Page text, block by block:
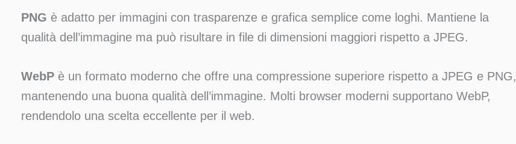
PNG è adatto per immagini con trasparenze e grafica semplice come loghi. Mantiene la
qualità dell’immagine ma può risultare in file di dimensioni maggiori rispetto a JPEG.
WebP è un formato moderno che offre una compressione superiore rispetto a JPEG e PNG,
mantenendo una buona qualità dell’immagine. Molti browser moderni supportano WebP,
rendendolo una scelta eccellente per il web.